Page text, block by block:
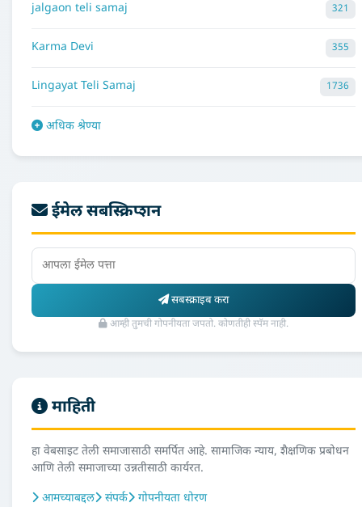
jalgaon teli samaj 321
Karma Devi 355
Lingayat Teli Samaj 1736
अधिक श्रेण्या
ईमेल सबस्क्रिप्शन
सबस्क्राइब करा
आम्ही तुमची गोपनीयता जपतो. कोणतीही स्पॅम नाही.
माहिती
हा वेबसाइट तेली समाजासाठी समर्पित आहे. सामाजिक न्याय, शैक्षणिक प्रबोधन
आणि तेली समाजाच्या उन्नतीसाठी कार्यरत.
आमच्याबद्दल
संपर्क गोपनीयता धोरण